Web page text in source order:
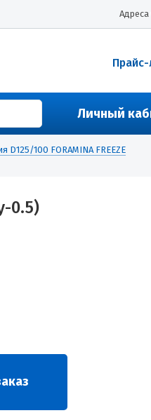
Адреса
Личный
D125/100 FОRAMINA FREEZE
0.5)